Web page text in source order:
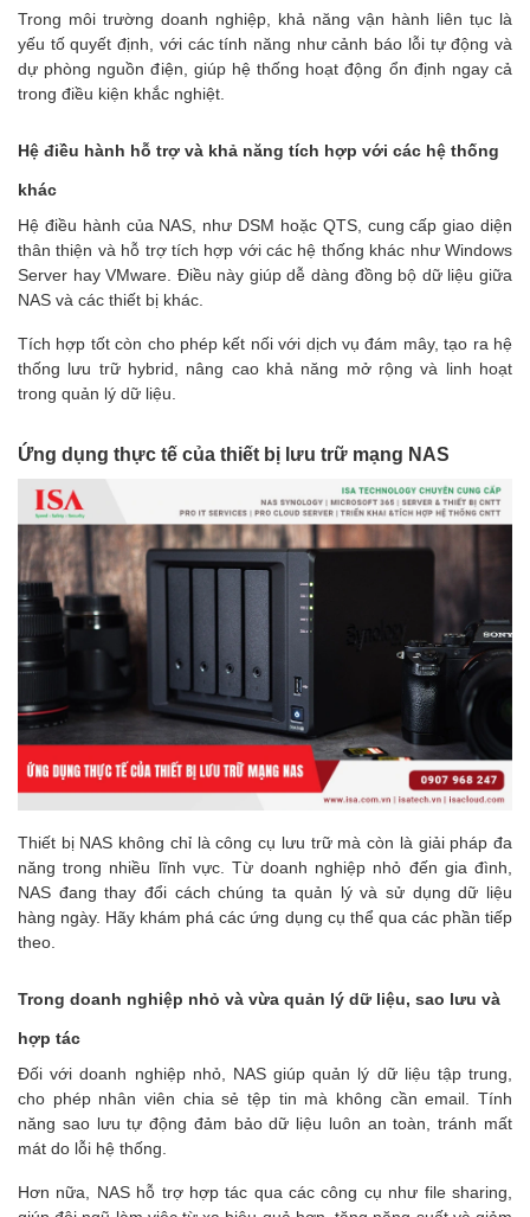
Trong môi trường doanh nghiệp, khả năng vận hành liên tục là
yếu tố quyết định, với các tính năng như cảnh báo lỗi tự động và
dự phòng nguồn điện, giúp hệ thống hoạt động ổn định ngay cả
trong điều kiện khắc nghiệt.
Hệ điều hành hỗ trợ và khả năng tích hợp với các hệ thống
khác
Hệ điều hành của NAS, như DSM hoặc QTS, cung cấp giao diện
thân thiện và hỗ trợ tích hợp với các hệ thống khác như Windows
Server hay VMware. Điều này giúp dễ dàng đồng bộ dữ liệu giữa
NAS và các thiết bị khác.
Tích hợp tốt còn cho phép kết nối với dịch vụ đám mây, tạo ra hệ
thống lưu trữ hybrid, nâng cao khả năng mở rộng và linh hoạt
trong quản lý dữ liệu.
Ứng dụng thực tế của thiết bị lưu trữ mạng NAS
Thiết bị NAS không chỉ là công cụ lưu trữ mà còn là giải pháp đa
năng trong nhiều lĩnh vực. Từ doanh nghiệp nhỏ đến gia đình,
NAS đang thay đổi cách chúng ta quản lý và sử dụng dữ liệu
hàng ngày. Hãy khám phá các ứng dụng cụ thể qua các phần tiếp
theo.
Trong doanh nghiệp nhỏ và vừa quản lý dữ liệu, sao lưu và
hợp tác
Đối với doanh nghiệp nhỏ, NAS giúp quản lý dữ liệu tập trung,
cho phép nhân viên chia sẻ tệp tin mà không cần email. Tính
năng sao lưu tự động đảm bảo dữ liệu luôn an toàn, tránh mất
mát do lỗi hệ thống.
Hơn nữa, NAS hỗ trợ hợp tác qua các công cụ như file sharing,